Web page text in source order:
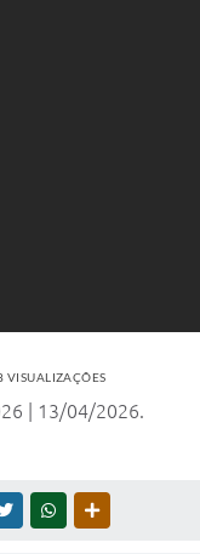
VISUALIZAÇÕES
| 13/04/2026.
TWITTERWHATSAPP